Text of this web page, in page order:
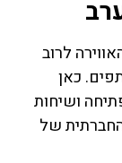
לרוב
כאן
ושיחות
של